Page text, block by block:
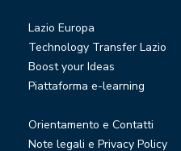
Lazio Europa
Technology Transfer Lazio
Boost your Ideas
Piattaforma e-learning
Orientamento e Contatti
Note legali e Privacy Policy